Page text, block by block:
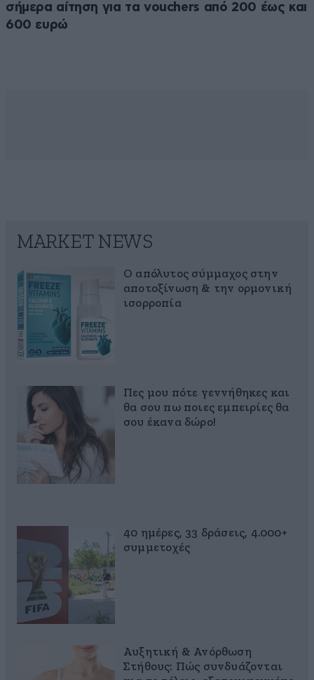
σήμερα αίτηση για τα vouchers από 200 έως και
600 ευρώ
MARKET NEWS
Ο απόλυτος σύμμαχος στην
αποτοξίνωση & την ορμονική
ισορροπία
Πες μου πότε γεννήθηκες και
θα σου πω ποιες εμπειρίες θα
σου έκανα δώρο!
40 ημέρες, 33 δράσεις, 4.000+
συμμετοχές
Αυξητική & Ανόρθωση
Στήθους: Πώς συνδυάζονται